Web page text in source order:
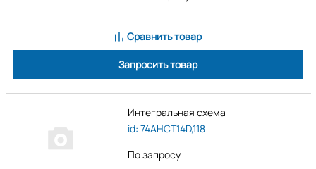
Сравнить товар
Запросить товар
Интегральная схема
id: 74AHCT14D,118
По запросу